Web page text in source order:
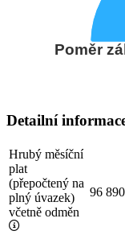
Poměr
Detailní
Hrubý měsíční
plat
(přepočtený na
plný úvazek)
včetně odměn
96 890